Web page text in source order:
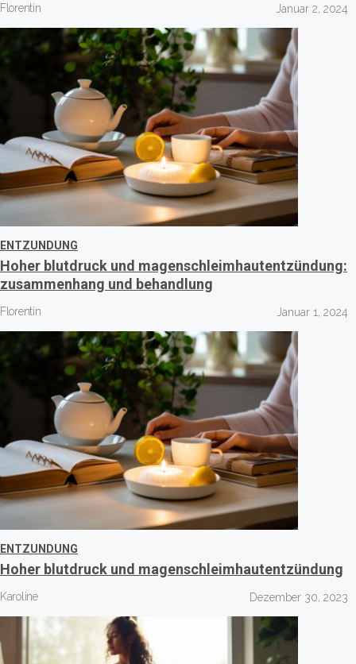
Florentin Januar 2, 2024
ENTZUNDUNG
Hoher blutdruck und magenschleimhautentzündung:
zusammenhang und behandlung
Florentin Januar 1, 2024
ENTZUNDUNG
Hoher blutdruck und magenschleimhautentzündung
Karoline Dezember 30, 2023